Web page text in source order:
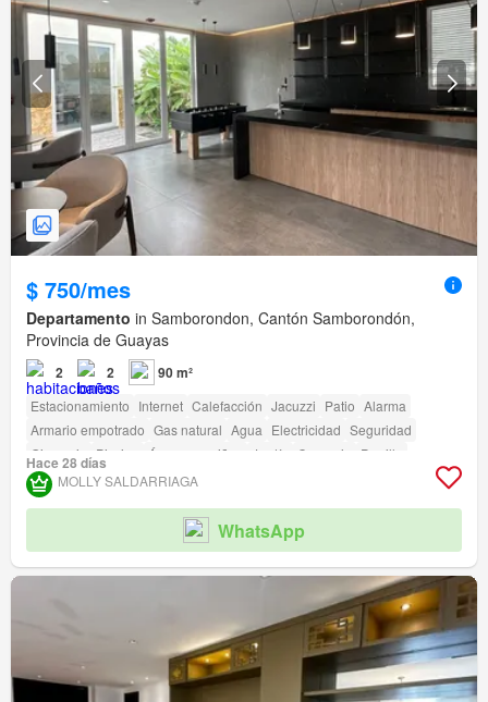
$ 750/mes
Departamento in Samborondon, Cantón Samborondón,
Provincia de Guayas
2 2 90 m²
Estacionamiento Internet Calefacción Jacuzzi Patio Alarma
Armario empotrado Gas natural Agua Electricidad Seguridad
Gimnasio
Piscina Área para niños Jardín Conserje
Parrilla
Garita de guardianía
Hace 28 días
MOLLY SALDARRIAGA
WhatsApp